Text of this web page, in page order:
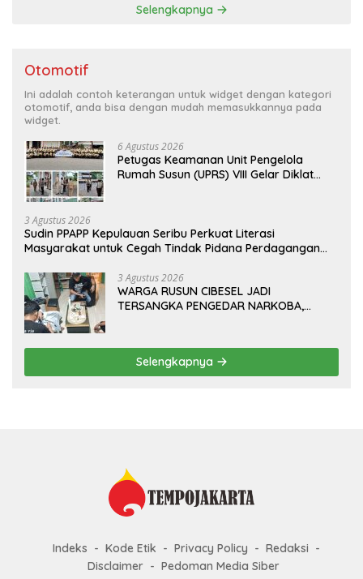
Selengkapnya
Otomotif
Ini adalah contoh keterangan untuk widget dengan kategori
otomotif, anda bisa dengan mudah memasukkannya pada
widget.
6 Agustus 2026
Petugas Keamanan Unit Pengelola
Rumah Susun (UPRS) VIII Gelar Diklat
3 Agustus 2026
Sudin PPAPP Kepulauan Seribu Perkuat Literasi
Masyarakat untuk Cegah Tindak Pidana Perdagangan
3 Agustus 2026
WARGA RUSUN CIBESEL JADI
TERSANGKA PENGEDAR NARKOBA,
Selengkapnya
Indeks Kode Etik Privacy Policy
Redaksi
Disclaimer
Pedoman Media Siber